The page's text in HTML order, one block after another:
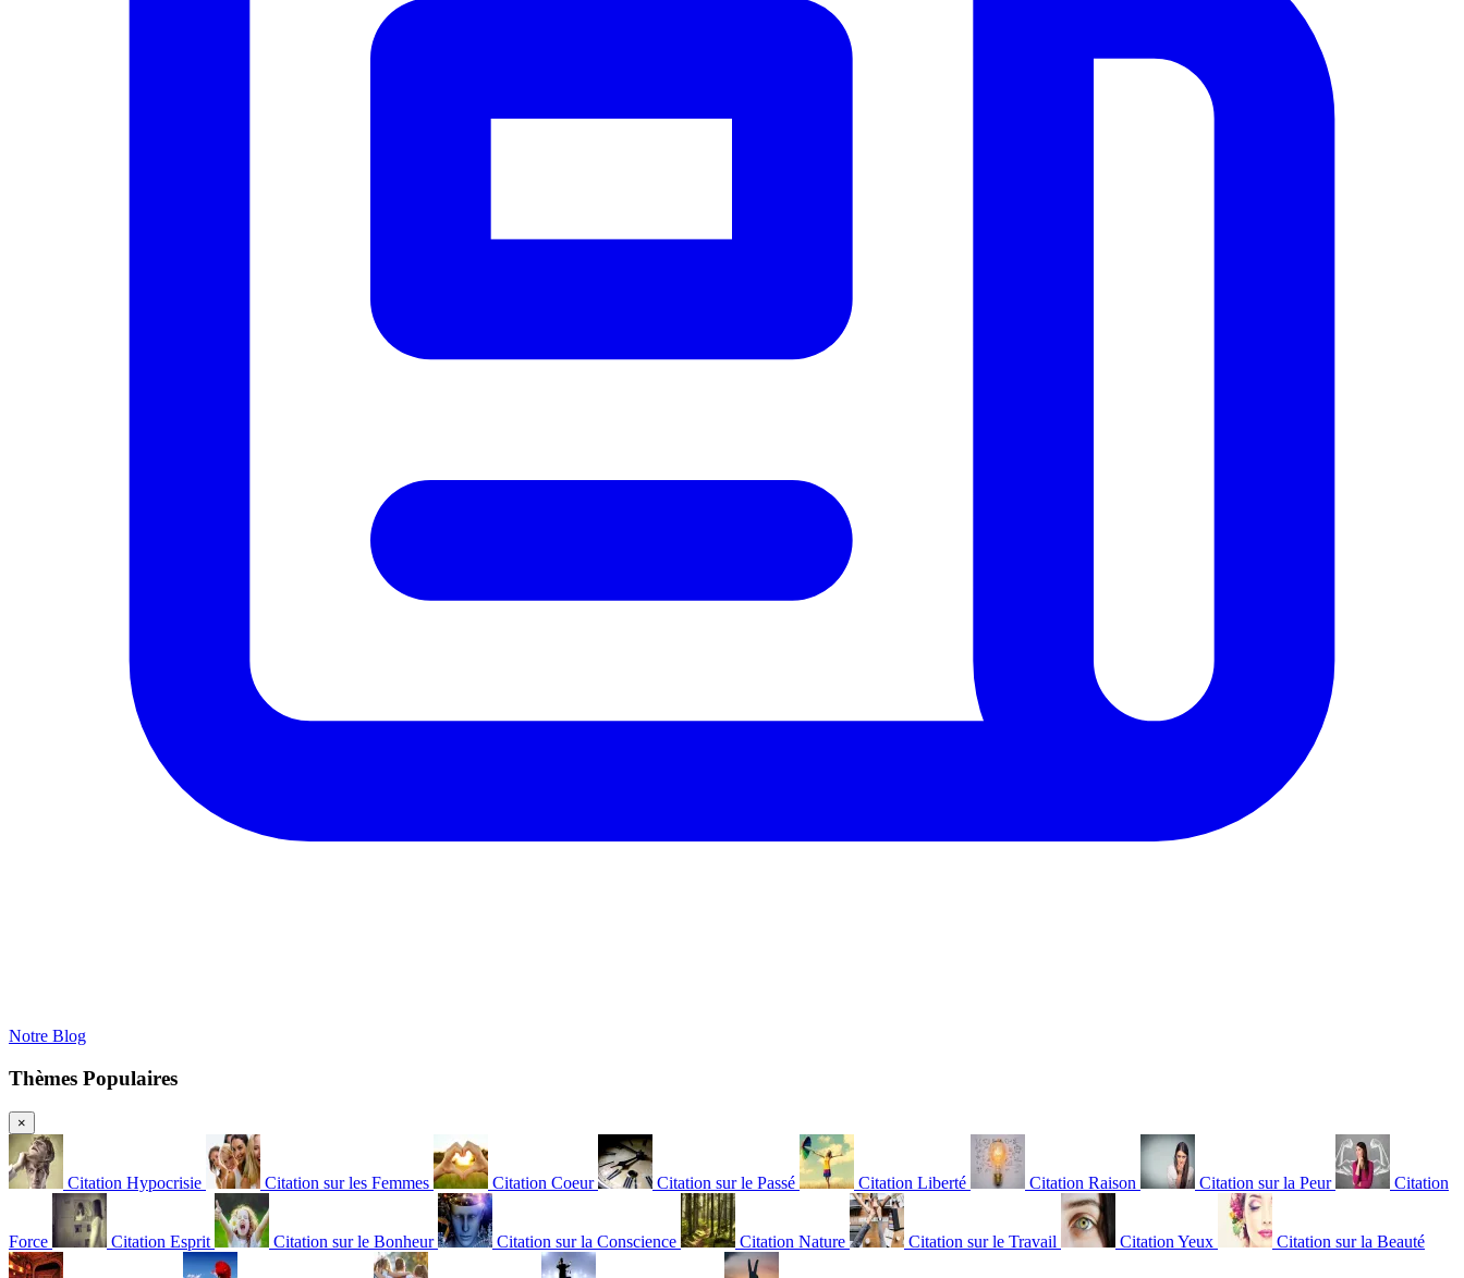
Notre Blog
Thèmes Populaires
×
Citation Hypocrisie Citation sur les Femmes Citation Coeur Citation sur le Passé Citation Liberté Citation Raison Citation sur la Peur Citation
Force Citation Esprit Citation sur le Bonheur Citation sur la Conscience Citation Nature Citation sur le Travail Citation Yeux Citation sur la Beauté